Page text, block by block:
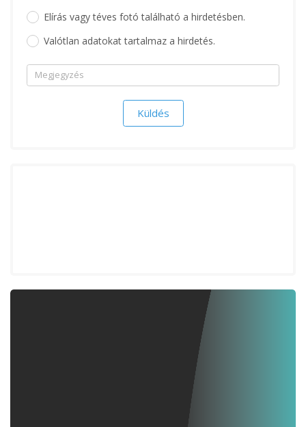
Elírás vagy téves fotó található a hirdetésben.
Valótlan adatokat tartalmaz a hirdetés.